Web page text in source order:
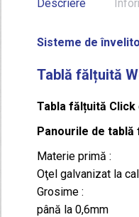
Descriere
Sisteme de
Tablă fălțuită
Tabla fălțuită Click
Panourile de tablă
Materie primă :
Oţel galvanizat la
Grosime :
până la 0,6mm